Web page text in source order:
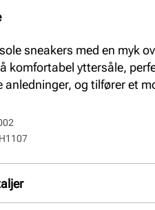
sneakers med en myk
komfortabel yttersåle,
anledninger, og tilfører et